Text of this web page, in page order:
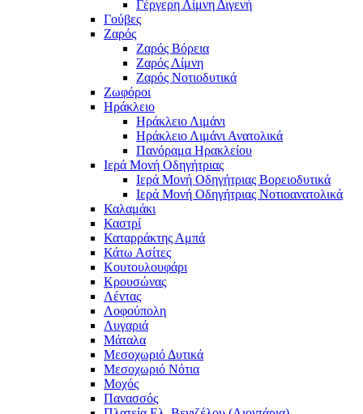
Γέργερη Λίμνη Διγενή
Γούβες
Ζαρός
Ζαρός Βόρεια
Ζαρός Λίμνη
Ζαρός Νοτιοδυτικά
Ζωφόροι
Ηράκλειο
Ηράκλειο Λιμάνι
Ηράκλειο Λιμάνι Ανατολικά
Πανόραμα Ηρακλείου
Ιερά Μονή Οδηγήτριας
Ιερά Μονή Οδηγήτριας Βορειοδυτικά
Ιερά Μονή Οδηγήτριας Νοτιοανατολικά
Καλαμάκι
Καστρί
Καταρράκτης Αμπά
Κάτω Ασίτες
Κουτουλουφάρι
Κρουσώνας
Λέντας
Λοφούπολη
Λυγαριά
Μάταλα
Μεσοχωριό Δυτικά
Μεσοχωριό Νότια
Μοχός
Πανασσός